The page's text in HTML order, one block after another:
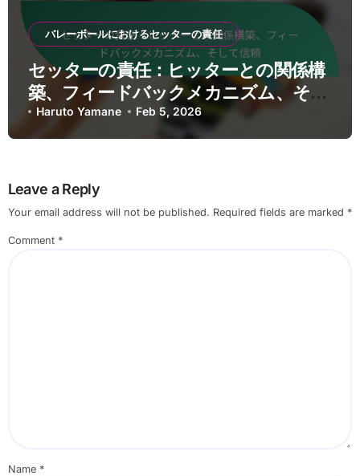
バレーボールにおけるセッターの責任
セッターの責任：ヒッターとの関係構
築、フィードバックメカニズム、そし
て信頼
Haruto Yamane Feb 5, 2026
Leave a Reply
Your email address will not be published. Required fields are marked *
Comment *
Name *